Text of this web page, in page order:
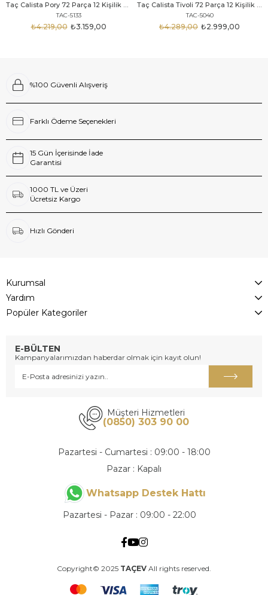
Taç Calista Pory 72 Parça 12 Kişilik Çatal Kaşık Bıçak Seti
TAC-5133
₺3.159,00
₺4.219,00
Taç Calista Tivoli 72 Parça 12 Kişilik Çatal Kaşık Bıçak Seti
TAC-5040
₺2.999,00
₺4.289,00
%100 Güvenli Alışveriş
Farklı Ödeme Seçenekleri
15 Gün İçerisinde İade
Garantisi
1000 TL ve Üzeri
Ücretsiz Kargo
Hızlı Gönderi
Kurumsal
Yardım
Popüler Kategoriler
E-BÜLTEN
Kampanyalarımızdan haberdar olmak için kayıt olun!
Müşteri Hizmetleri
(0850) 303 90 00
Pazartesi - Cumartesi : 09:00 - 18:00
Pazar : Kapalı
Whatsapp Destek Hattı
Pazartesi - Pazar : 09:00 - 22:00
Copyright© 2025 TAÇEV All rights reserved.